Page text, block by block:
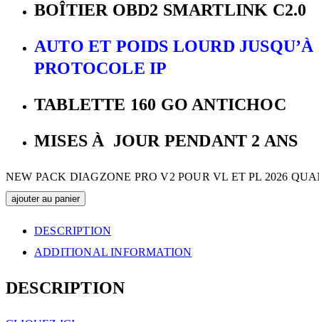
BOÎTIER OBD2 SMARTLINK C2.0
AUTO ET POIDS LOURD JUSQU’À
PROTOCOLE IP
TABLETTE 160 GO ANTICHOC
MISES À JOUR PENDANT 2 ANS
NEW PACK DIAGZONE PRO V2 POUR VL ET PL 2026
ajouter au panier
DESCRIPTION
ADDITIONAL INFORMATION
DESCRIPTION